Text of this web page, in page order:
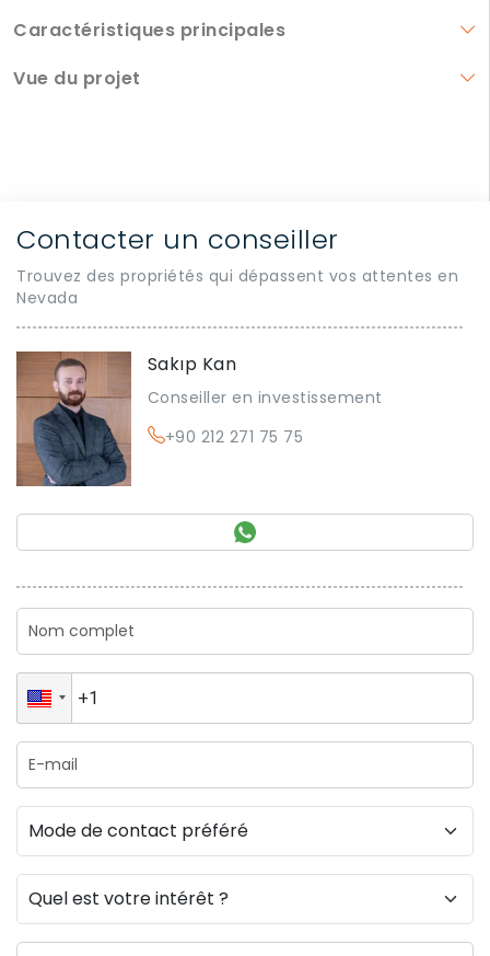
Caractéristiques principales
Vue du projet
Contacter un conseiller
Trouvez des propriétés qui dépassent vos attentes en
Nevada
Sakıp Kan
Conseiller en investissement
+90 212 271 75 75